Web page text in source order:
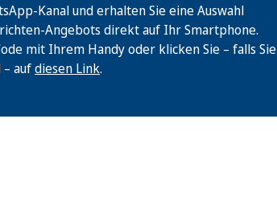
Kanal und erhalten Sie eine Auswahl
Angebots direkt auf Ihr Smartphone.
mit Ihrem Handy oder klicken Sie – falls Sie
aufdiesen Link.